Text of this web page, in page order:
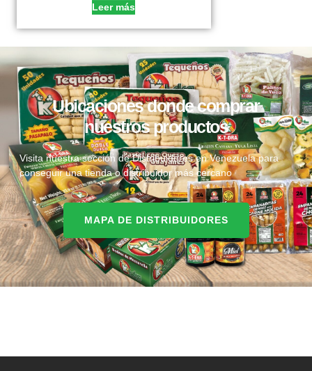
Leer más
Ubicaciones donde comprar
nuestros productos
Visita nuestra sección de Distribuidores en Venezuela para
conseguir una tienda o distribuidor más cercano
MAPA DE DISTRIBUIDORES